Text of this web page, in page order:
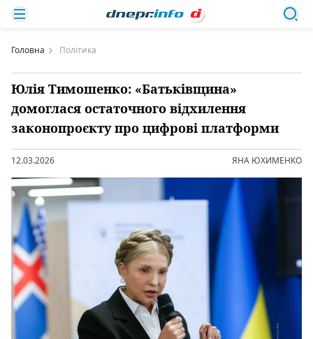
Головна Політика
Юлія Тимошенко: «Батьківщина»
домоглася остаточного відхилення
законопроєкту про цифрові платформи
12.03.2026 ЯНА ЮХИМЕНКО